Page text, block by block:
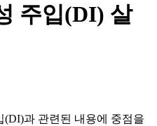
주입(DI) 살
(DI)과 관련된 내용에 중점을